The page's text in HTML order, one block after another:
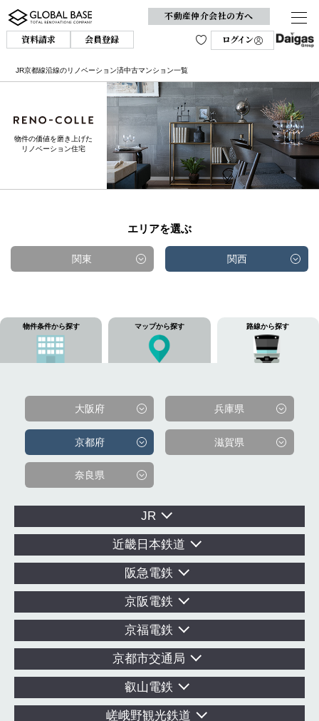
不動産仲介会社の方へ
資料請求
会員登録 ログイン
JR京都線沿線のリノベーション済中古マンション一覧
物件の価値を磨き上げた
リノベーション住宅
エリアを選ぶ
関東 関西
物件条件から探す マップから探す 路線から探す
大阪府 兵庫県
京都府 滋賀県
奈良県
JR
近畿日本鉄道
阪急電鉄
京阪電鉄
京福電鉄
京都市交通局
叡山電鉄
嵯峨野観光鉄道